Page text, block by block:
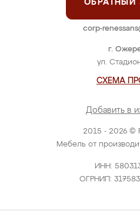
2015 - 2026 ©
Мебель от
ИНН:
ОГРНИП:
г.
ул.
СХЕМА
Добавить в
ОБРАТНЫЙ
corp-